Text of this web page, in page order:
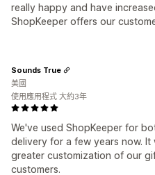
really happy and have
ShopKeeper offers our
We've used ShopKeeper for
delivery for a few years now. It
greater customization of our
customers.
Sounds True
美國
使用應用程式 大約3年